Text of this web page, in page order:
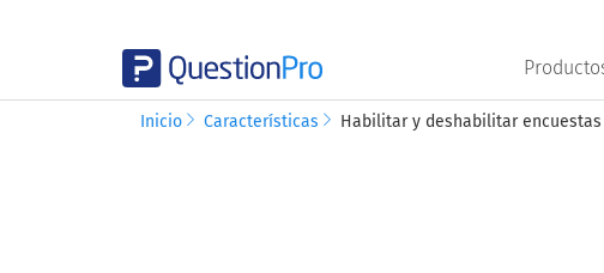
Inicio Características Habilitar y deshabilitar encuestas